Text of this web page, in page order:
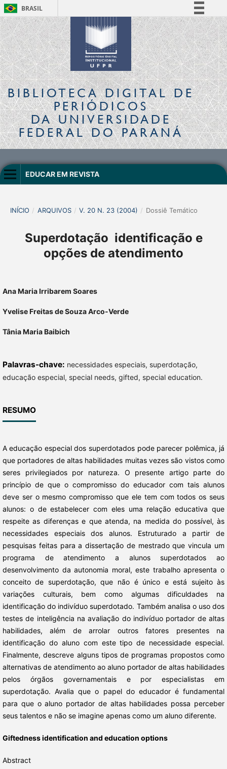
BRASIL
Simplifique!
Comunica BR
Participe
Acesso à informação
Legislação
Canais
BIBLIOTECA DIGITALDE
PERIÓDICOS
DA UNIVERSIDADE
FEDERAL DO PARANÁ
EDUCAR EM REVISTA
INÍCIO / ARQUIVOS / V. 20 N. 23 (2004) / Dossiê Temático
Superdotação  identificação e
opções de atendimento
Ana Maria Irribarem Soares
Yvelise Freitas de Souza Arco-Verde
Tânia Maria Baibich
Palavras-chave: necessidades especiais, superdotação,
educação especial, special needs, gifted, special education.
RESUMO
A educação especial dos superdotados pode parecer polêmica, já
que portadores de altas habilidades muitas vezes são vistos como
seres privilegiados por natureza. O presente artigo parte do
princípio de que o compromisso do educador com tais alunos
deve ser o mesmo compromisso que ele tem com todos os seus
alunos: o de estabelecer com eles uma relação educativa que
respeite as diferenças e que atenda, na medida do possível, às
necessidades especiais dos alunos. Estruturado a partir de
pesquisas feitas para a dissertação de mestrado que vincula um
programa de atendimento a alunos superdotados ao
desenvolvimento da autonomia moral, este trabalho apresenta o
conceito de superdotação, que não é único e está sujeito às
variações culturais, bem como algumas dificuldades na
identificação do indivíduo superdotado. Também analisa o uso dos
testes de inteligência na avaliação do indivíduo portador de altas
habilidades, além de arrolar outros fatores presentes na
identificação do aluno com este tipo de necessidade especial.
Finalmente, descreve alguns tipos de programas propostos como
alternativas de atendimento ao aluno portador de altas habilidades
pelos órgãos governamentais e por especialistas em
superdotação. Avalia que o papel do educador é fundamental
para que o aluno portador de altas habilidades possa perceber
seus talentos e não se imagine apenas como um aluno diferente.
Giftedness identification and education options
Abstract